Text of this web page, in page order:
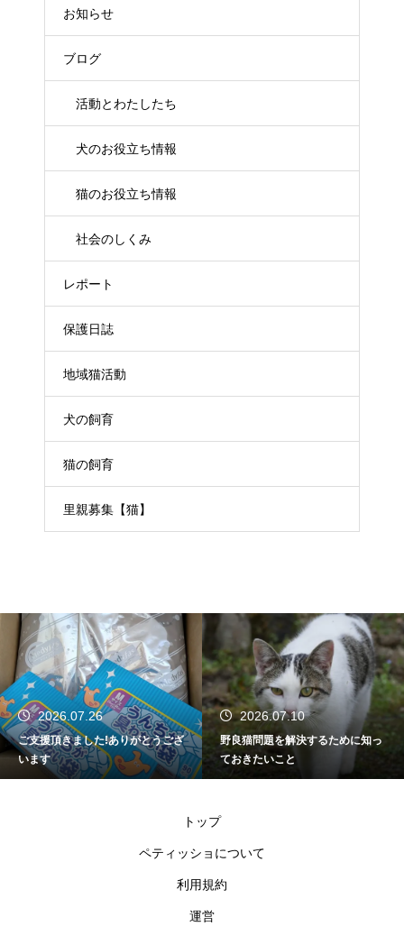
お知らせ
ブログ
活動とわたしたち
犬のお役立ち情報
猫のお役立ち情報
社会のしくみ
レポート
保護日誌
地域猫活動
犬の飼育
猫の飼育
里親募集【猫】
2026.07.26
ご支援頂きました!ありがとうござ
います
2026.07.10
野良猫問題を解決するために知っ
ておきたいこと
トップ
ペティッショについて
利用規約
運営